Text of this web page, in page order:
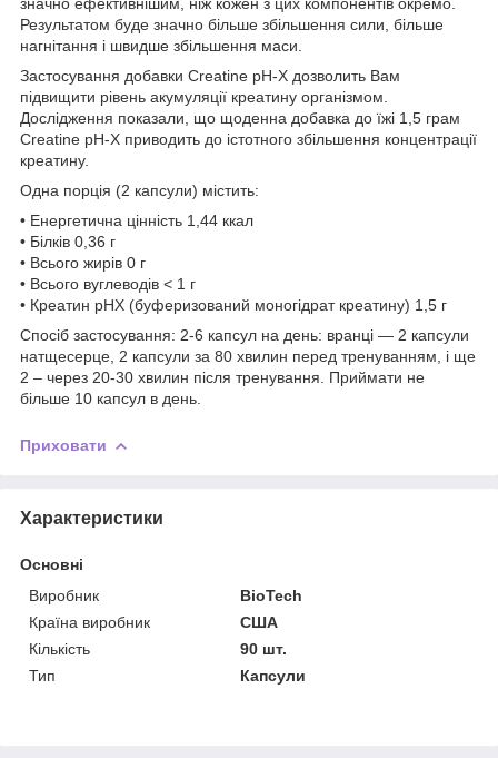
Результатом буде значно більше збільшення сили, більше
нагнітання і швидше збільшення маси.
Застосування добавки Creatine pH-X дозволить Вам
підвищити рівень акумуляції креатину організмом.
Дослідження показали, що щоденна добавка до їжі 1,5 грам
Creatine pH-X приводить до істотного збільшення концентрації
креатину.
Одна порція (2 капсули) містить:
• Енергетична цінність 1,44 ккал
• Білків 0,36 г
• Всього жирів 0 г
• Всього вуглеводів < 1 г
• Креатин pHX (буферизований моногідрат креатину) 1,5 г
Спосіб застосування: 2-6 капсул на день: вранці — 2 капсули
натщесерце, 2 капсули за 80 хвилин перед тренуванням, і ще
2 – через 20-30 хвилин після тренування. Приймати не
більше 10 капсул в день.
Приховати
Характеристики
Основні
Виробник
BioTech
Країна виробник
США
Кількість
90 шт.
Тип
Капсули